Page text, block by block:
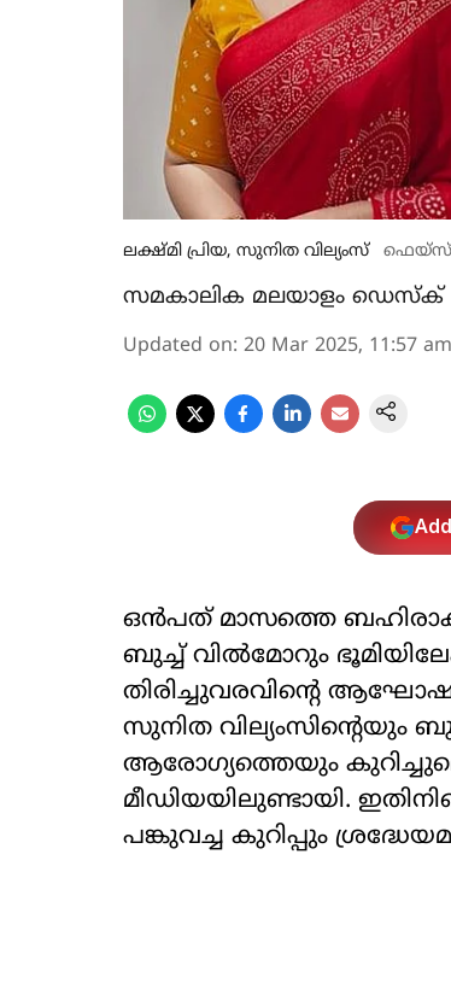
ലക്ഷ്മി പ്രിയ, സുനിത വില്യംസ്
സമകാലിക മലയാളം ഡെസ്ക്
Updated on: 20 Mar 2025, 11:57 am
ഒന്‍പത് മാസത്തെ
ബുച്ച് വില്‍മോറും
തിരിച്ചുവരവിന്‍റെ
സുനിത വില്യംസിന്‍റെയും
ആരോഗ്യത്തെയും
മീഡിയയിലുണ്ടായി.
പങ്കുവച്ച കുറിപ്പും